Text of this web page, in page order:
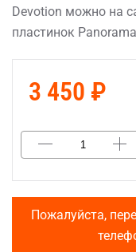
Devotion можно на
пластинок
3 450 ₽
Пожалуйста,